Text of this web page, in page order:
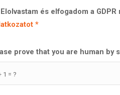
Elolvastam és elfogadom a
*
1 = ?
prove that you are human by